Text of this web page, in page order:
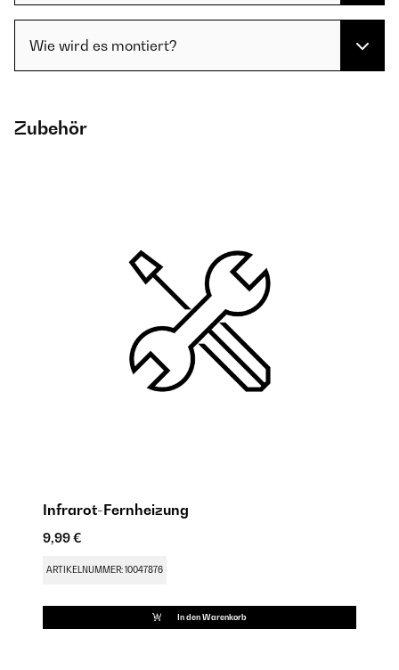
Wie wird es montiert?
Zubehör
Infrarot-Fernheizung
9,99 €
ARTIKELNUMMER: 10047876
In den Warenkorb